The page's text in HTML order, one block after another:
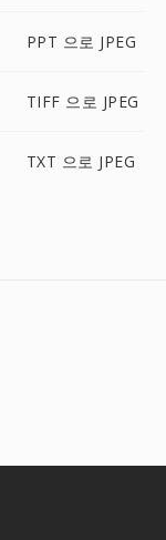
PPT 으로 JPEG
TIFF 으로 JPEG
TXT 으로 JPEG